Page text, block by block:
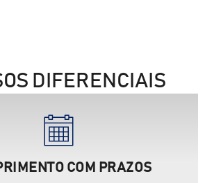
DIFERENCIAIS
COM PRAZOS